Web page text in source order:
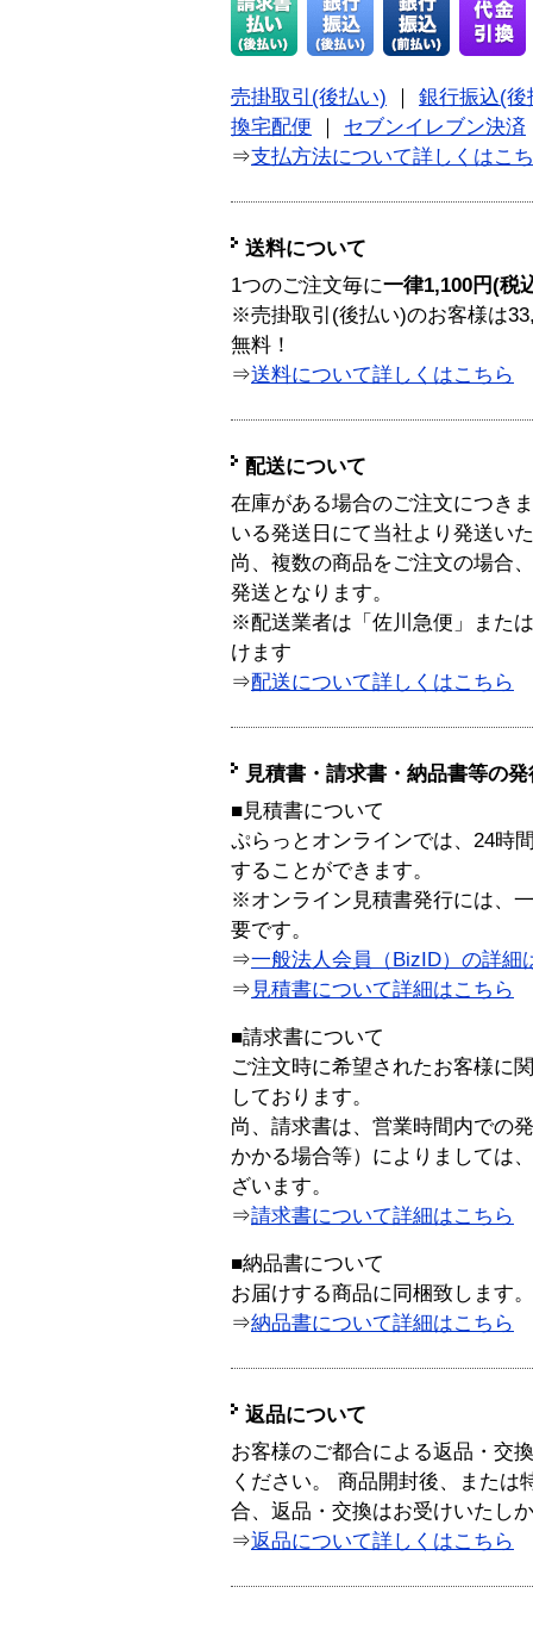
売掛取引(後払い)
銀行振込(後
換宅配便
セブンイレブン決済
⇒支払方法について詳しくはこ
送料について
1つのご注文毎に一律1,100円(税
※売掛取引(後払い)のお客様は
無料！
⇒送料について詳しくはこちら
配送について
在庫がある場合のご注文につき
いる発送日にて当社より発送い
尚、複数の商品をご注文の場合
発送となります。
※配送業者は「佐川急便」また
けます
⇒配送について詳しくはこちら
見積書・請求書・納品書等の
■見積書について
ぷらっとオンラインでは、24時
することができます。
※オンライン見積書発行には、
要です。
⇒一般法人会員（BizID）の詳細
⇒ 見積書について詳細はこちら
■請求書について
ご注文時に希望されたお客様に
しております。
尚、請求書は、営業時間内での
かかる場合等）によりましては
ざいます。
⇒請求書について詳細はこちら
■納品書について
お届けする商品に同梱致します。
⇒納品書について詳細はこちら
返品について
お客様のご都合による返品・交
ください。 商品開封後、または
合、返品・交換はお受けいたし
⇒返品について詳しくはこちら